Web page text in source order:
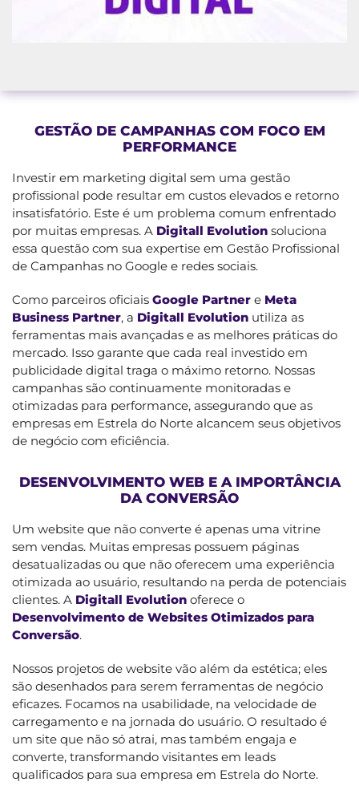
GESTÃO DE CAMPANHAS COM FOCO EM
PERFORMANCE
Investir em marketing digital sem uma gestão
profissional pode resultar em custos elevados e retorno
insatisfatório. Este é um problema comum enfrentado
por muitas empresas. A Digitall Evolution soluciona
essa questão com sua expertise em Gestão Profissional
de Campanhas no Google e redes sociais.
Como parceiros oficiais Google Partner e Meta
Business Partner, a Digitall Evolution utiliza as
ferramentas mais avançadas e as melhores práticas do
mercado. Isso garante que cada real investido em
publicidade digital traga o máximo retorno. Nossas
campanhas são continuamente monitoradas e
otimizadas para performance, assegurando que as
empresas em Estrela do Norte alcancem seus objetivos
de negócio com eficiência.
DESENVOLVIMENTO WEB E A IMPORTÂNCIA
DA CONVERSÃO
Um website que não converte é apenas uma vitrine
sem vendas. Muitas empresas possuem páginas
desatualizadas ou que não oferecem uma experiência
otimizada ao usuário, resultando na perda de potenciais
clientes. A Digitall Evolution oferece o
Desenvolvimento de Websites Otimizados para
Conversão.
Nossos projetos de website vão além da estética; eles
são desenhados para serem ferramentas de negócio
eficazes. Focamos na usabilidade, na velocidade de
carregamento e na jornada do usuário. O resultado é
um site que não só atrai, mas também engaja e
converte, transformando visitantes em leads
qualificados para sua empresa em Estrela do Norte.